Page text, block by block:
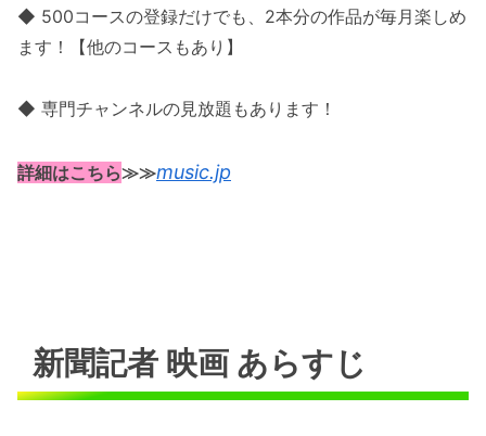
◆ 500コースの登録だけでも、2本分の作品が毎月楽しめ
ます！【他のコースもあり】
◆ 専門チャンネルの見放題もあります！
詳細はこちら≫≫music.jp
新聞記者 映画 あらすじ